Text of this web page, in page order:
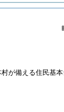
が備える住民基